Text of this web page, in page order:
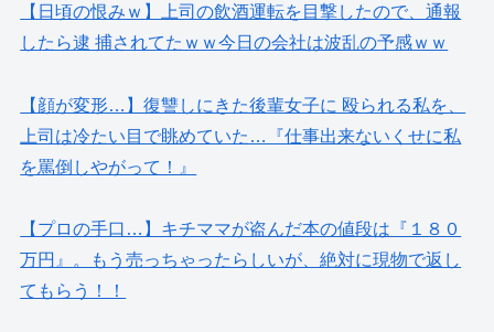
【日頃の恨みｗ】上司の飲酒運転を目撃したので、通報
したら逮 捕されてたｗｗ今日の会社は波乱の予感ｗｗ
【顔が変形…】復讐しにきた後輩女子に 殴られる私を、
上司は冷たい目で眺めていた…『仕事出来ないくせに私
を罵倒しやがって！』
【プロの手口…】キチママが盗んだ本の値段は『１８０
万円』。もう売っちゃったらしいが、絶対に現物で返し
てもらう！！